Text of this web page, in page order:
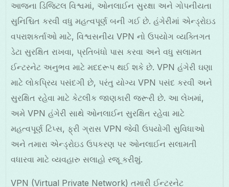
આજના ડિજિટલ વિશ્વમાં, ઓનલાઈન સુરક્ષા અને ગોપનીયતા
સુનિશ્ચિત કરવી વધુ મહત્વપૂર્ણ બની ગઈ છે. હંગેરીમાં એન્ડ્રોઇડ
વપરાશકર્તાઓ માટે, વિશ્વસનીય VPN નો ઉપયોગ વ્યક્તિગત
ડેટા સુરક્ષિત રાખવા, પ્રતિબંધો પાસ કરવા અને વધુ સલામત
ઈન્ટરનેટ અનુભવ માટે મદદરૂપ થઈ શકે છે. VPN હંગેરી ઘણા
માટે લોકપ્રિય પસંદગી છે, પરંતુ યોગ્ય VPN પસંદ કરવી અને
સુરક્ષિત રહેવા માટે કેટલીક જાણકારી જરૂરી છે. આ લેખમાં,
અમે VPN હંગેરી સાથે ઓનલાઈન સુરક્ષિત રહેવા માટે
મહત્વપૂર્ણ ટિપ્સ, ફ્રી ગ્રાસ VPN જેવી ઉપયોગી સુવિધાઓ
અને તમારા એન્ડ્રોઇડ ઉપકરણ પર ઓનલાઈન સલામતી
વધારવા માટે વ્યવહારુ સલાહો રજૂ કરીશું.
VPN (Virtual Private Network) તમારી ઈન્ટરનેટ